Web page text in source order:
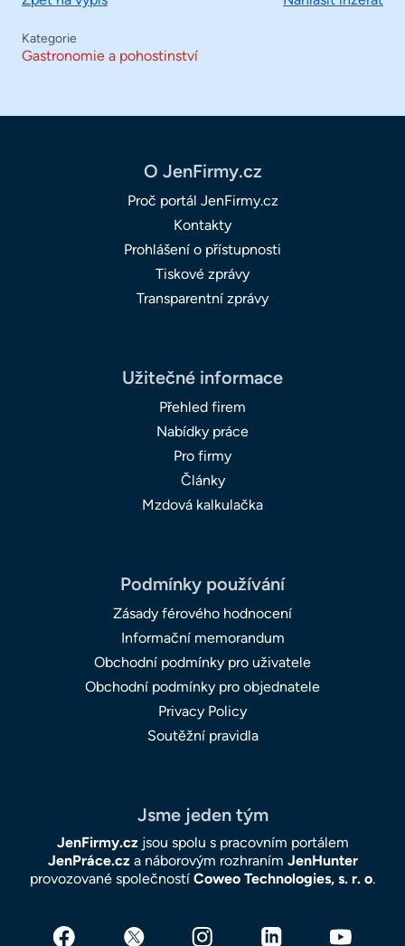
Kategorie
Gastronomie a pohostinství
O JenFirmy.cz
Proč portál JenFirmy.cz
Kontakty
Prohlášení o přístupnosti
Tiskové zprávy
Transparentní zprávy
Užitečné informace
Přehled firem
Nabídky práce
Pro firmy
Články
Mzdová kalkulačka
Podmínky používání
Zásady férového hodnocení
Informační memorandum
Obchodní podmínky pro uživatele
Obchodní podmínky pro objednatele
Privacy Policy
Soutěžní pravidla
Jsme jeden tým
JenFirmy.czjsou spolu s pracovním portálem
JenPráce.cza náborovým rozhraním JenHunter
provozované společností Coweo Technologies, s. r. o.